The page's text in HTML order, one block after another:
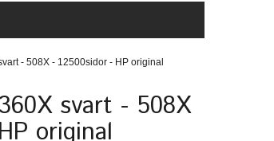
- 508X - 12500sidor - HP original
svart - 508X
original